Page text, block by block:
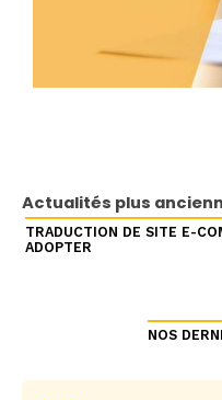
Actualités plus
TRADUCTION DE SITE E-
ADOPTER
NOS